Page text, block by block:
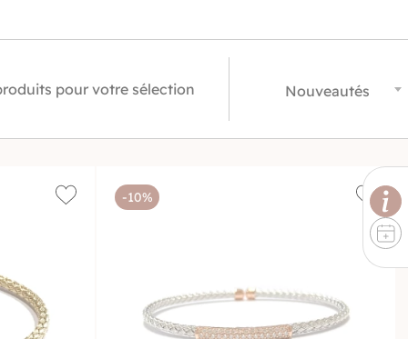
pour votre sélection Nouveautés
-10%